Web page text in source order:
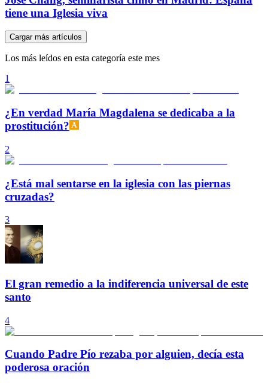
tiene una Iglesia viva
Cargar más artículos
Los más leídos en esta categoría este mes
1
¿En verdad María Magdalena se dedicaba a la
prostitución?
2
¿Está mal sentarse en la iglesia con las piernas
cruzadas?
3
El gran remedio a la indiferencia universal de este
santo
4
Cuando Padre Pío rezaba por alguien, decía esta
poderosa oración